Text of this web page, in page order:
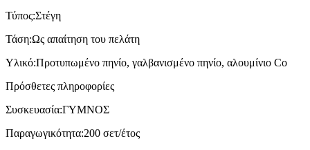
Τύπος:Στέγη
Τάση:Ως απαίτηση του πελάτη
Υλικό:Προτυπωμένο πηνίο, γαλβανισμένο πηνίο, αλουμίνιο Co
Πρόσθετες πληροφορίες
Συσκευασία:ΓΥΜΝΟΣ
Παραγωγικότητα:200 σετ/έτος